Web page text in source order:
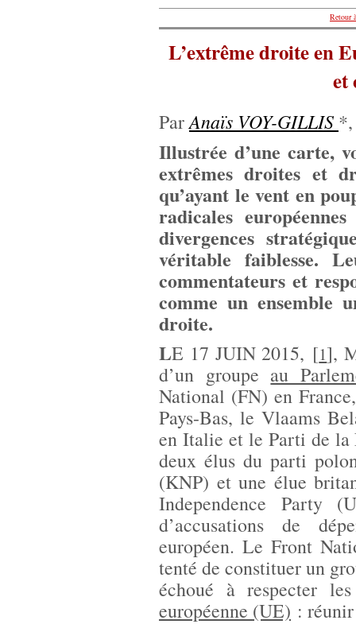
Retour
L’extrême droite en
et
ParAnaïs VOY-GILLIS
Illustrée d’une carte,
extrêmes droites et
qu’ayant le vent en
radicales
divergences
véritable faiblesse.
commentateurs et
comme un ensemble
droite.
LE 17 JUIN 2015, [1],
d’un groupe au
National (FN) en
Pays-Bas, le Vlaams
en Italie et le Parti de
deux élus du parti
(KNP) et une élue
Independence Party
d’accusations de
européen. Le Front
tenté de constituer un
échoué à respecter
européenne (UE) :